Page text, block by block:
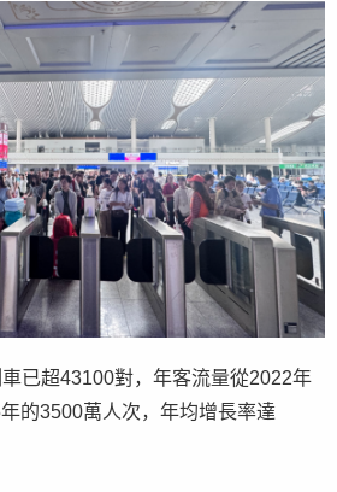
已超43100對，年客流量從2022年
的3500萬人次，年均增長率達